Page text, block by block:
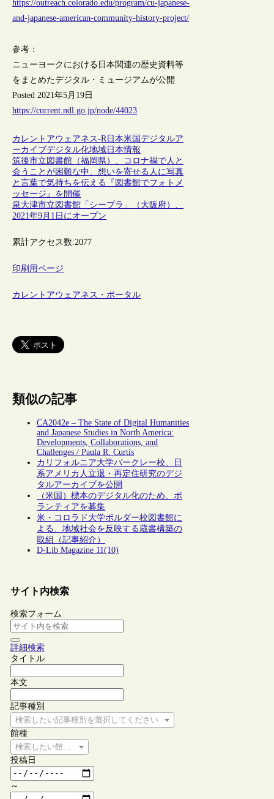
https://outreach.colorado.edu/program/cu-japanese-
and-japanese-american-community-history-project/
参考：
ニューヨークにおける日本関連の歴史資料等
をまとめたデジタル・ミュージアムが公開
Posted 2021年5月19日
https://current.ndl.go.jp/node/44023
カレントアウェアネス-R 日本米国デジタルア
ーカイブデジタル化地域 日本情報
筑後市立図書館（福岡県）、コロナ禍で人と
会うことが困難な中、想いを寄せる人に写真
と言葉で気持ちを伝える『図書館でフォトメ
ッセージ』を開催
泉大津市立図書館「シープラ」（大阪府）、
2021年9月1日にオープン
累計アクセス数:2077
印刷用ページ
カレントアウェアネス・ポータル
類似の記事
CA2042e – The State of Digital Humanities
and Japanese Studies in North America:
Developments, Collaborations, and
Challenges / Paula R. Curtis
カリフォルニア大学バークレー校、日
系アメリカ人立退・再定住研究のデジ
タルアーカイブを公開
（米国）標本のデジタル化のため、ボ
ランティアを募集
米・コロラド大学ボルダー校図書館に
よる、地域社会を反映する蔵書構築の
取組（記事紹介）
D-Lib Magazine 11(10)
サイト内検索
検索フォーム
詳細検索
タイトル
本文
記事種別
検索したい記事種別を選択してください
館種
検索したい館種を選択してください
投稿日
～